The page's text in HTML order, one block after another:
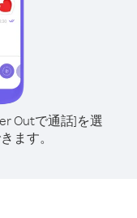
Outで通話]を選
ます。